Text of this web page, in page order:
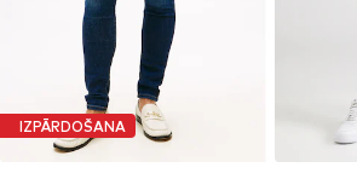
IZPĀRDOŠANA